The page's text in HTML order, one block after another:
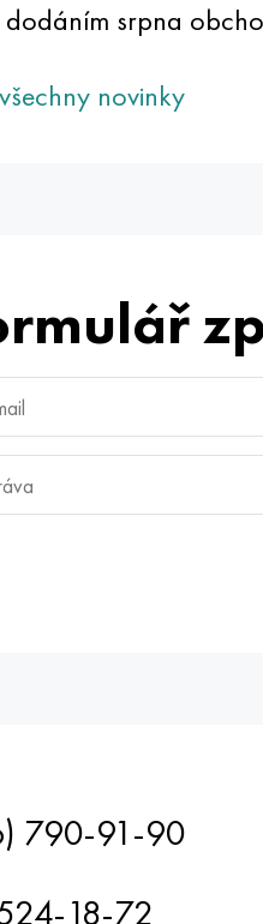
dodáním srpna
novinky
790-91-90
18-72